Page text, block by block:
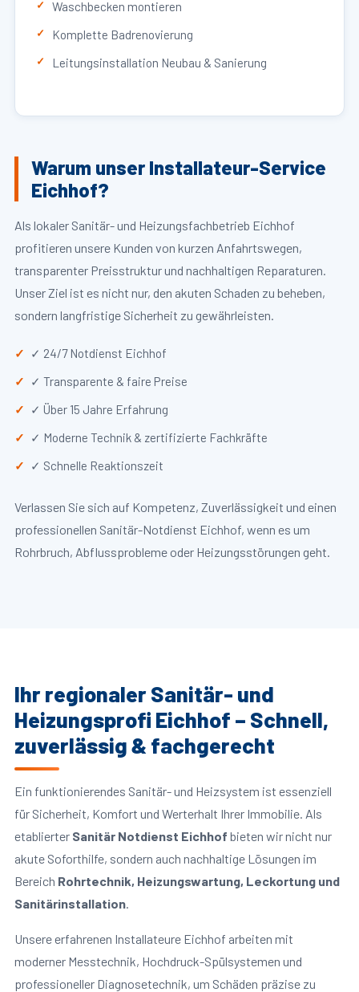
Waschbecken montieren
Komplette Badrenovierung
Leitungsinstallation Neubau & Sanierung
Warum unser Installateur-Service
Eichhof?
Als lokaler Sanitär- und Heizungsfachbetrieb Eichhof
profitieren unsere Kunden von kurzen Anfahrtswegen,
transparenter Preisstruktur und nachhaltigen Reparaturen.
Unser Ziel ist es nicht nur, den akuten Schaden zu beheben,
sondern langfristige Sicherheit zu gewährleisten.
✓ 24/7 Notdienst Eichhof
✓ Transparente & faire Preise
✓ Über 15 Jahre Erfahrung
✓ Moderne Technik & zertifizierte Fachkräfte
✓ Schnelle Reaktionszeit
Verlassen Sie sich auf Kompetenz, Zuverlässigkeit und einen
professionellen Sanitär-Notdienst Eichhof, wenn es um
Rohrbruch, Abflussprobleme oder Heizungsstörungen geht.
Ihr regionaler Sanitär- und
Heizungsprofi Eichhof – Schnell,
zuverlässig & fachgerecht
Ein funktionierendes Sanitär- und Heizsystem ist essenziell
für Sicherheit, Komfort und Werterhalt Ihrer Immobilie. Als
etablierter Sanitär Notdienst Eichhof bieten wir nicht nur
akute Soforthilfe, sondern auch nachhaltige Lösungen im
Bereich Rohrtechnik, Heizungswartung, Leckortung und
Sanitärinstallation.
Unsere erfahrenen Installateure Eichhof arbeiten mit
moderner Messtechnik, Hochdruck-Spülsystemen und
professioneller Diagnosetechnik, um Schäden präzise zu